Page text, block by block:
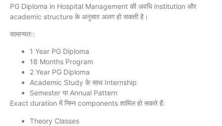
PG Diploma in Hospital Management की अवधि institution और
academic structure के अनुसार अलग हो सकती है।
सामान्यतः:
1 Year PG Diploma
18 Months Program
2 Year PG Diploma
Academic Study के साथ Internship
Semester या Annual Pattern
Exact duration में निम्न components शामिल हो सकते हैं:
Theory Classes